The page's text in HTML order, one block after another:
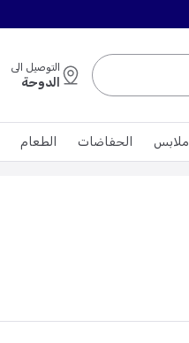
التوصيل الى
الدوحة
الطعام الحفاضات ملابس